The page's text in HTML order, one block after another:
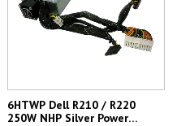
6HTWP Dell R210 / R220
250W NHP Silver Power